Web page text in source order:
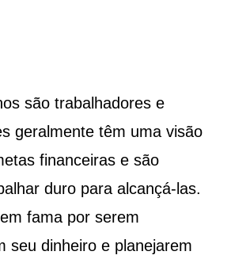
são trabalhadores e
geralmente têm uma visão
financeiras e são
duro para alcançá-las.
fama por serem
seu dinheiro e planejarem